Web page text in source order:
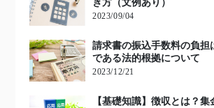
き方（文例あり）
2023/09/04
請求書の振込手数料の負担
である法的根拠について
2023/12/21
【基礎知識】徴収とは？